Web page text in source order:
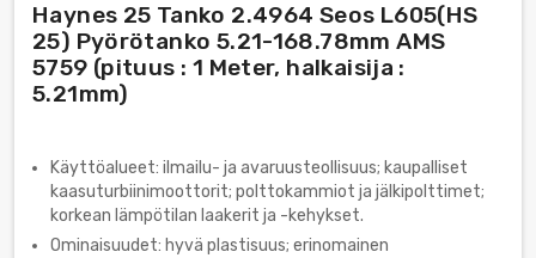
Haynes 25 Tanko 2.4964 Seos L605(HS
25) Pyörötanko 5.21-168.78mm AMS
5759 (pituus : 1 Meter, halkaisija :
5.21mm)
Käyttöalueet: ilmailu- ja avaruusteollisuus; kaupalliset
kaasuturbiinimoottorit; polttokammiot ja jälkipolttimet;
korkean lämpötilan laakerit ja -kehykset.
Ominaisuudet: hyvä plastisuus; erinomainen